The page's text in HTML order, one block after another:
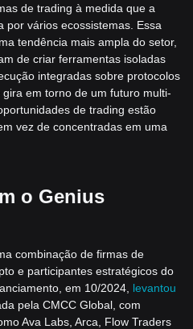
de trading à medida que a
por vários ecossistemas. Essa
tendência mais ampla do setor,
de criar ferramentas isoladas
integradas sobre protocolos
em torno de um futuro multi-
de trading estão
vez de concentradas em uma
o Genius
combinação de firmas de
e participantes estratégicos do
em 10/2024, levantou
pela CMCC Global, com
Ava Labs, Arca, Flow Traders